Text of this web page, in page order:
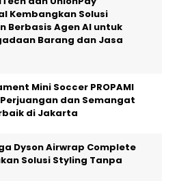
Kembangkan Solusi
Berbasis Agen AI untuk
Barang dan Jasa
Mini Soccer PROPAMI
Perjuangan dan Semangat
di Jakarta
Dyson Airwrap Complete
Solusi Styling Tanpa